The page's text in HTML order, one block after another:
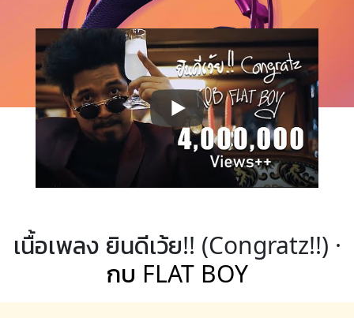
เนื้อเพลง ยินดีเว้ย!! (Congratz!!) ·
กบ FLAT BOY